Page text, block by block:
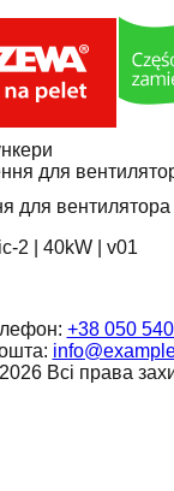
для
2
40kW
v01
+38 050
2026 Всі права